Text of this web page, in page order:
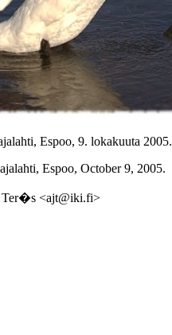
Espoo, 9. lokakuuta 2005.
Espoo, October 9, 2005.
<ajt@iki.fi>